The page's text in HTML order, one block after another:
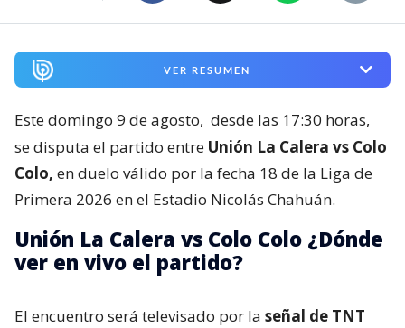
VER RESUMEN
Este domingo 9 de agosto, desde las 17:30 horas,
se disputa el partido entre Unión La Calera vs Colo
Colo, en duelo válido por la fecha 18 de la Liga de
Primera 2026 en el Estadio Nicolás Chahuán.
Unión La Calera vs Colo Colo ¿Dónde
ver en vivo el partido?
El encuentro será televisado por la señal de TNT